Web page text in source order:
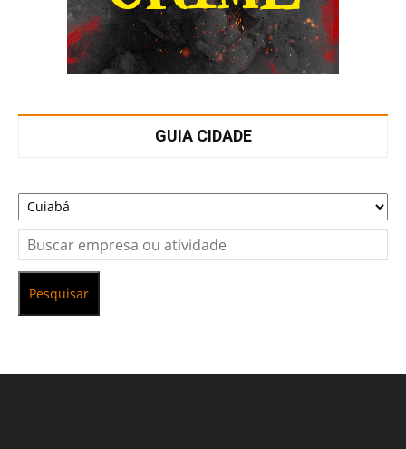
GUIA CIDADE
Pesquisar